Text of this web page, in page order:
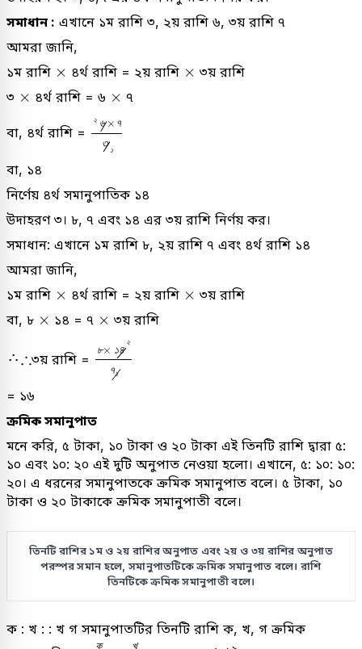
সমাধান : এখানে ১ম রাশি ৩, ২য় রাশি ৬, ৩য় রাশি ৭
আমরা জানি,
১ম রাশি ×
× ৪র্থ রাশি = ২য় রাশি ×
× ৩য় রাশি
৩ ×
× ৪র্থ রাশি = ৬ ×
× ৭
বা, ৪র্থ রাশি =
২ ৬ × ৭
৩ ১
২
বা, ১৪
নির্ণেয় ৪র্থ সমানুপাতিক ১৪
উদাহরণ ৩। ৮, ৭ এবং ১৪ এর ৩য় রাশি নির্ণয় কর।
সমাধান: এখানে ১ম রাশি ৮, ২য় রাশি ৭ এবং ৪র্থ রাশি ১৪
আমরা জানি,
১ম রাশি ×
× ৪র্থ রাশি = ২য় রাশি ×
× ৩য় রাশি
বা, ৮ ×
× ১৪ = ৭ ×
× ৩য় রাশি
∴
∴ ৩য় রাশি =
৮× ১৪
২
৭১
৪
= ১৬
ক্রমিক সমানুপাত
মনে করি, ৫ টাকা, ১০ টাকা ও ২০ টাকা এই তিনটি রাশি দ্বারা ৫:
১০ এবং ১০: ২০ এই দুটি অনুপাত নেওয়া হলো। এখানে, ৫: ১০: ১০:
২০। এ ধরনের সমানুপাতকে ক্রমিক সমানুপাত বলে। ৫ টাকা, ১০
টাকা ও ২০ টাকাকে ক্রমিক সমানুপাতী বলে।
তিনটি রাশির ১ম ও ২য় রাশির অনুপাত এবং ২য় ও ৩য় রাশির অনুপাত
পরস্পর সমান হলে, সমানুপাতটিকে ক্রমিক সমানুপাত বলে। রাশি
তিনটিকে ক্রমিক সমানুপাতী বলে।
ক : খ : : খ গ সমানুপাতটির তিনটি রাশি ক, খ, গ ক্রমিক
ক খ
ক খ= খগ